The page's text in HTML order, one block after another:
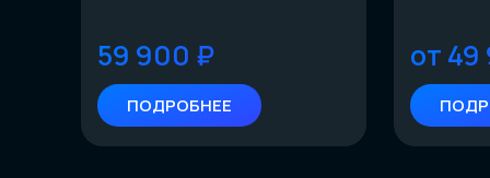
от
ПОДРОБНЕЕ
59 900 ₽